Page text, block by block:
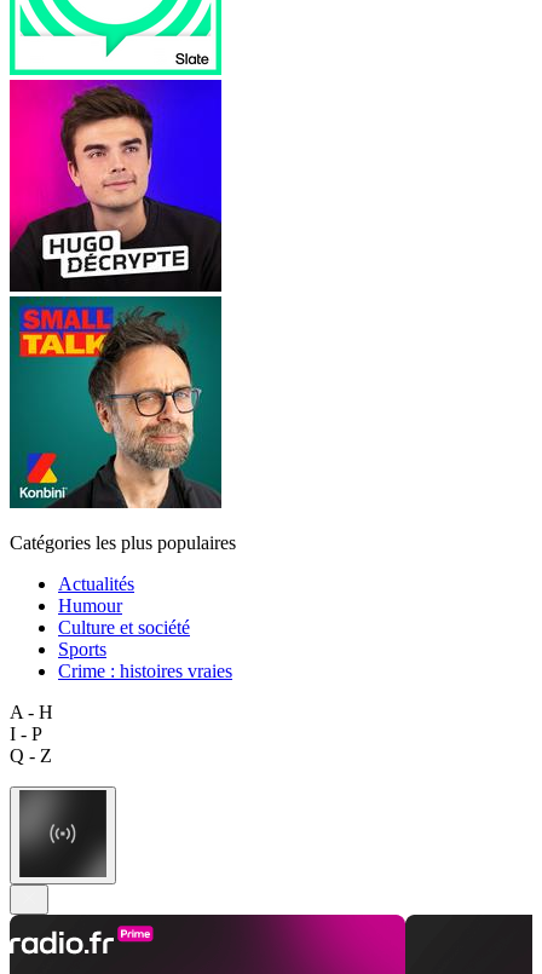
Catégories les plus populaires
Actualités
Humour
Culture et société
Sports
Crime : histoires vraies
A - H
I - P
Q - Z